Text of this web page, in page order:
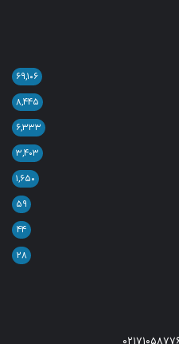
۶۹,۱۰۶
۸,۴۴۵
۶,۳۳۳
۳,۴۰۳
۱,۶۵۰
۵۹
۴۴
۲۸